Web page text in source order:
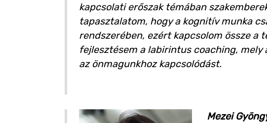
kapcsolati erőszak témában
tapasztalatom, hogy a kognitív munka
rendszerében, ezért kapcsolom össze a
fejlesztésem a labirintus coaching,
az önmagunkhoz kapcsolódást.
Mezei